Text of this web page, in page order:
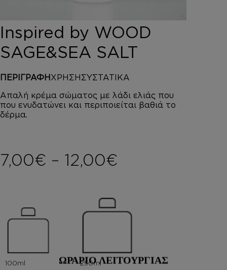
HOROMIA
SPECIAL OFFERS
ΚΑΛΑΘΙ
Inspired by WOOD
SAGE&SEA SALT
ΠΕΡΙΓΡΑΦΗ ΧΡΗΣΗ ΣΥΣΤΑΤΙΚΑ
Απαλή κρέμα σώματος με λάδι ελιάς που
που ενυδατώνει και περιποιείται βαθιά το
δέρμα.
7,00€ – 12,00€
ΩΡΑΡΙΟ ΛΕΙΤΟΥΡΓΙΑΣ